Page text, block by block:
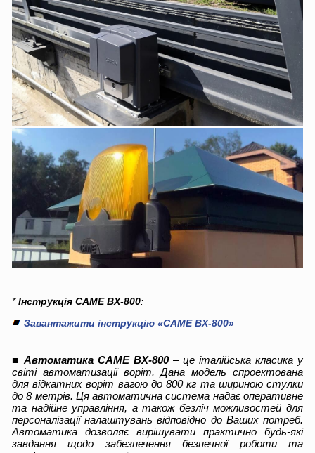
* Інструкція CAME BX-800:
Завантажити інструкцію «CAME BX-800»
■ Автоматика CAME BX-800– це італійська класика у
світі автоматизації воріт. Дана модель спроектована
для відкатних воріт вагою до 800 кг та шириною стулки
до 8 метрів. Ця автоматична система надає оперативне
та надійне управління, а також безліч можливостей для
персоналізації налаштувань відповідно до Ваших потреб.
Автоматика дозволяє вирішувати практично будь-які
завдання щодо забезпечення безпечної роботи та